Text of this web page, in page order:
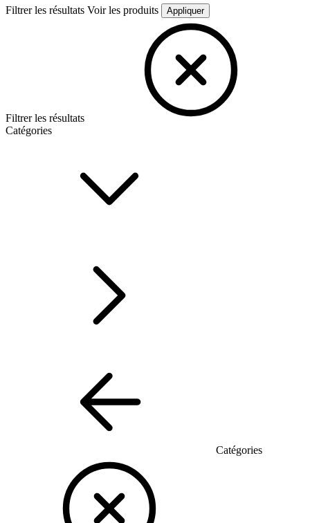
Filtrer les résultats Voir les produits Appliquer
Filtrer les résultats
Catégories
Catégories